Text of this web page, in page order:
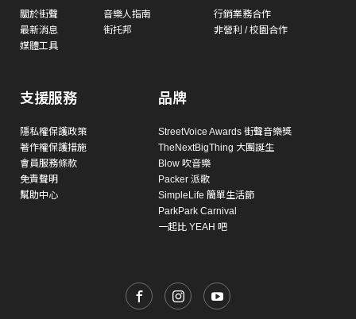
關於街聲
最新消息
媒體工具
音樂人指南
街托邦
行銷業務合作
非營利 / 校園合作
支援服務
隱私權保護政策
著作權保護措施
會員服務條款
免責聲明
幫助中心
品牌
StreetVoice Awards 街聲音樂獎
TheNextBigThing 大團誕生
Blow 吹音樂
Packer 派歌
SimpleLife 簡單生活節
ParkPark Carnival
一起比 YEAH 吧